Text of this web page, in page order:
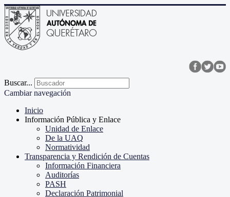
Buscar...
Cambiar navegación
Inicio
Información Pública y Enlace
Unidad de Enlace
De la UAQ
Normatividad
Transparencia y Rendición de Cuentas
Información Financiera
Auditorías
PASH
Declaración Patrimonial